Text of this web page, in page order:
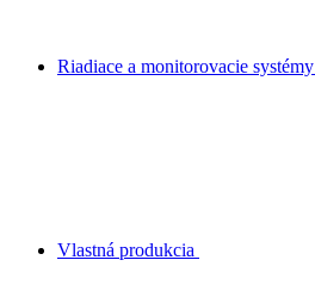
Riadiace a monitorovacie systémy
Vlastná produkcia